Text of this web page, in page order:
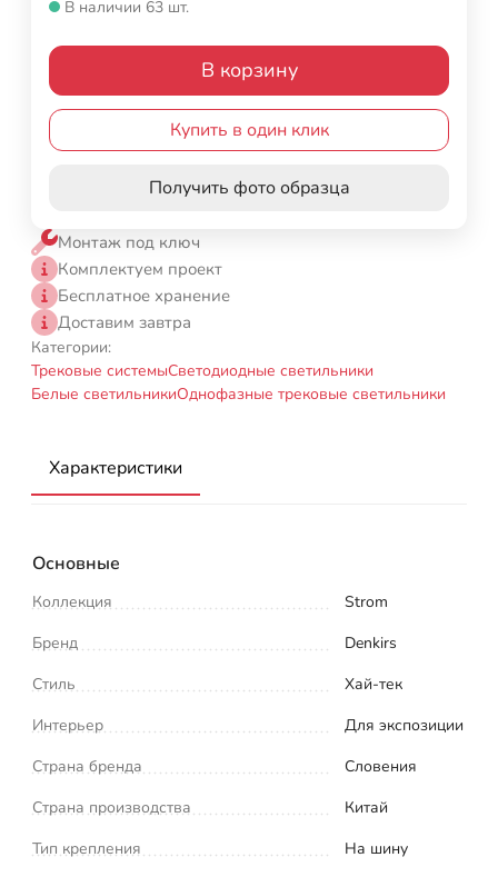
В наличии 63 шт.
В корзину
Купить в один клик
Получить фото образца
Монтаж под ключ
Комплектуем проект
Бесплатное хранение
Доставим завтра
Категории:
Трековые системыСветодиодные светильники
Белые светильникиОднофазные трековые светильники
Характеристики
Основные
Коллекция
Strom
Бренд
Denkirs
Стиль
Хай-тек
Интерьер
Для экспозиции
Страна бренда
Словения
Страна производства
Китай
Тип крепления
На шину